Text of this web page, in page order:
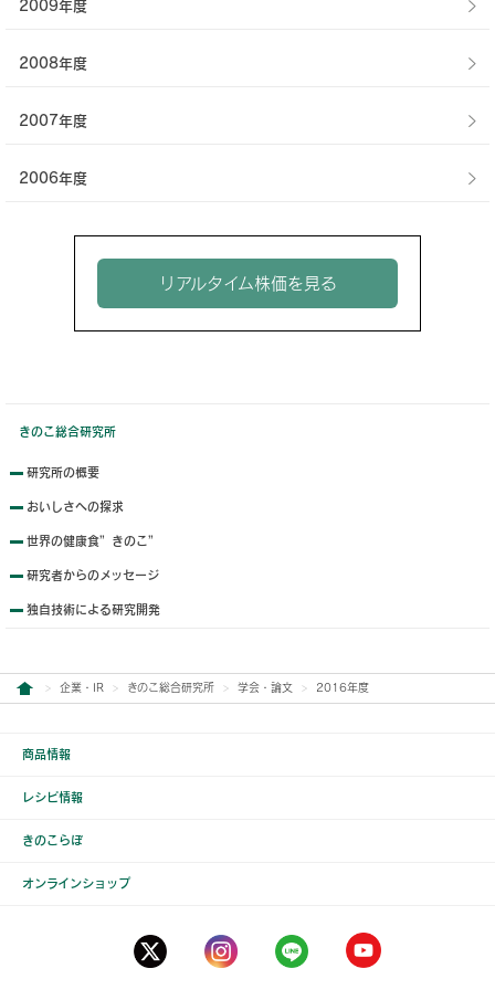
2009年度
2008年度
2007年度
2006年度
リアルタイム株価を見る
きのこ総合研究所
研究所の概要
おいしさへの探求
世界の健康食”きのこ”
研究者からのメッセージ
独自技術による研究開発
企業・IR きのこ総合研究所 学会・論文 2016年度
商品情報
レシピ情報
きのこらぼ
オンラインショップ